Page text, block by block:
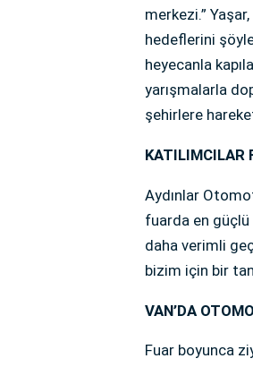
merkezi.”
hedeflerini
heyecanla
yarışmalarla
şehirlere
KATILIMCILAR
Aydınlar
fuarda en güçlü
daha verimli
bizim için bir
VAN’DA
Fuar boyunca